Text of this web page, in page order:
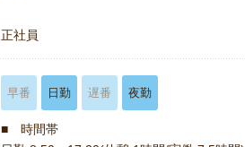
正社員
早番 日勤 遅番 夜勤
■ 時間帯